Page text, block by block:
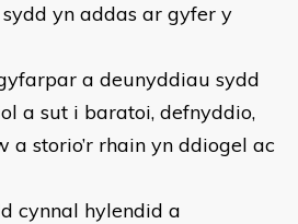
sydd yn addas ar gyfer y
a deunyddiau sydd
a sut i baratoi, defnyddio,
a storio’r rhain yn ddiogel ac
cynnal hylendid a